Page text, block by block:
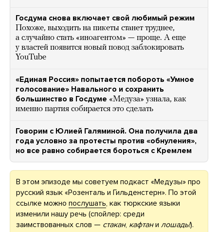
Госдума снова включает свой любимый режим
Похоже, выходить на пикеты станет труднее,
а случайно стать «иноагентом» — проще. А еще
у властей появится новый повод заблокировать
YouTube
«Единая Россия» попытается побороть «Умное
голосование» Навального и сохранить
большинство в Госдуме «Медуза» узнала, как
именно партия собирается это сделать
Говорим с Юлией Галяминой. Она получила два
года условно за протесты против «обнуления»,
но все равно собирается бороться с Кремлем
В этом эпизоде мы советуем подкаст «Медузы» про
русский язык «Розенталь и Гильденстерн». По этой
ссылке можно послушать, как тюркские языки
изменили нашу речь (спойлер: среди
заимствованных слов — стакан, кафтани лошадь!).